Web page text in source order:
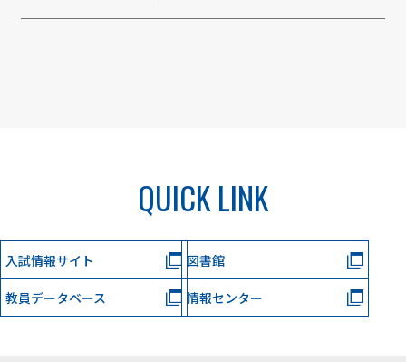
QUICK LINK
入試情報サイト 図書館
教員データベース 情報センター